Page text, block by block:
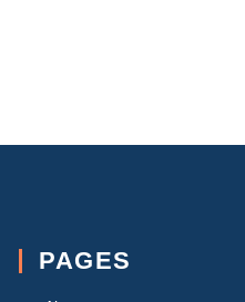
PAGES